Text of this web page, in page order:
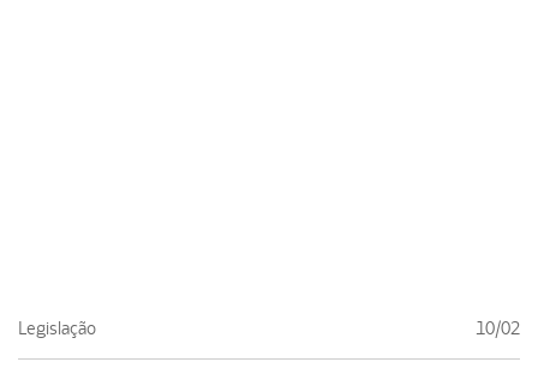
Legislação 10/02